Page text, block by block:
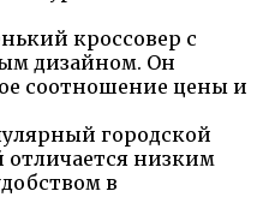
кроссовер с
дизайном. Он
соотношение цены и
городской
отличается низким
в